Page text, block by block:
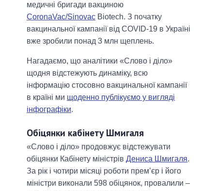
медичні бригади вакциною
CoronaVac/Sinovac Biotech. З початку
вакцинальної кампанії від COVID-19 в Україні
вже зробили понад 3 млн щеплень.
Нагадаємо, що аналітики «Слово і діло»
щодня відстежують динаміку, всю
інформацію стосовно вакцинальної кампанії
в країні ми щоденно публікуємо у вигляді
інфографіки.
Обіцянки кабінету Шмигаля
«Слово і діло» продовжує відстежувати
обіцянки Кабінету міністрів Дениса Шмигаля.
За рік і чотири місяці роботи прем’єр і його
міністри виконали 598 обіцянок, провалили –